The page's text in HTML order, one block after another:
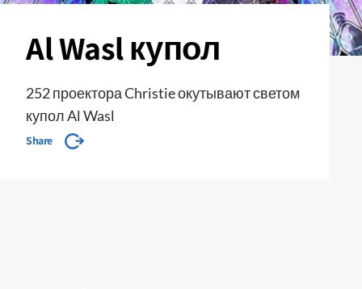
Al Wasl купол
252 проектора Christie окутывают светом
купол Al Wasl
Share